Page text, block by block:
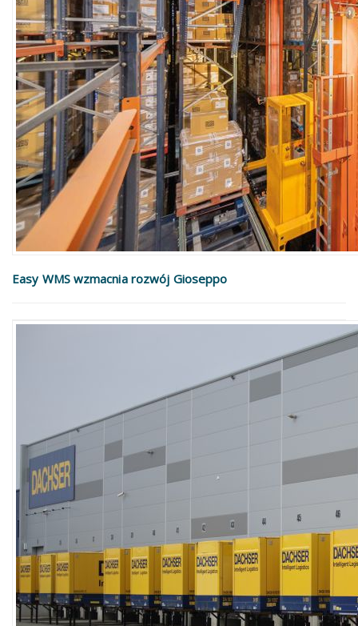
Easy WMS wzmacnia rozwój Gioseppo